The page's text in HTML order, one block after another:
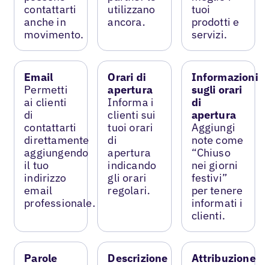
contattarti
anche in
movimento.
utilizzano
ancora.
tuoi
prodotti e
servizi.
Email
Permetti
ai clienti
di
contattarti
direttamente
aggiungendo
il tuo
indirizzo
email
professionale.
Orari di
apertura
Informa i
clienti sui
tuoi orari
di
apertura
indicando
gli orari
regolari.
Informazioni
sugli orari
di
apertura
Aggiungi
note come
“Chiuso
nei giorni
festivi”
per tenere
informati i
clienti.
Parole
Descrizione
Attribuzione